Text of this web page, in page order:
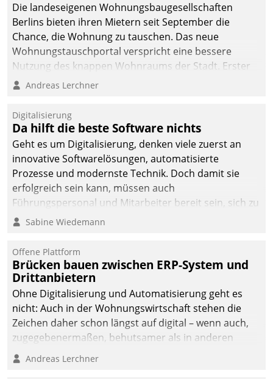
Die landeseigenen Wohnungsbaugesellschaften
Berlins bieten ihren Mietern seit September die
Chance, die Wohnung zu tauschen. Das neue
Wohnungstauschportal verspricht eine bessere
Nutzung des knappen Wohnraums der Stadt. Erster
Anwendungsfall für Datatrains Lösung API-Hub mit
Unternehmen.
Andreas Lerchner
Digitalisierung
Da hilft die beste Software nichts
Geht es um Digitalisierung, denken viele zuerst an
innovative Softwarelösungen, automatisierte
Prozesse und modernste Technik. Doch damit sie
erfolgreich sein kann, müssen auch
Führungspersonal und Mitarbeiter bereit sein, sich zu
verändern und anzupassen, sonst werden sie an ihr
Sabine Wiedemann
Offene Plattform
Brücken bauen zwischen ERP-System und
Drittanbietern
Ohne Digitalisierung und Automatisierung geht es
nicht: Auch in der Wohnungswirtschaft stehen die
Zeichen daher schon längst auf digital – wenn auch,
zugegebenermaßen, behutsamer als in anderen
Branchen.
Andreas Lerchner